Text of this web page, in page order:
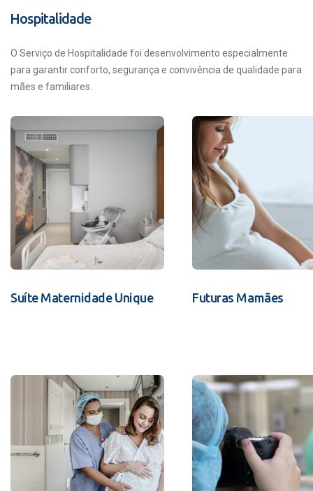
Hospitalidade
O Serviço de Hospitalidade foi desenvolvimento especialmente
para garantir conforto, segurança e convivência de qualidade para
mães e familiares.
Suíte Maternidade Unique Futuras Mamães